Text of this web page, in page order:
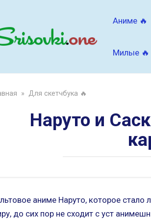
Аниме 🔥
Милые 🔥
» Для скетчбука 🔥
Наруто и
аниме Наруто, которое
до сих пор не сходит с уст